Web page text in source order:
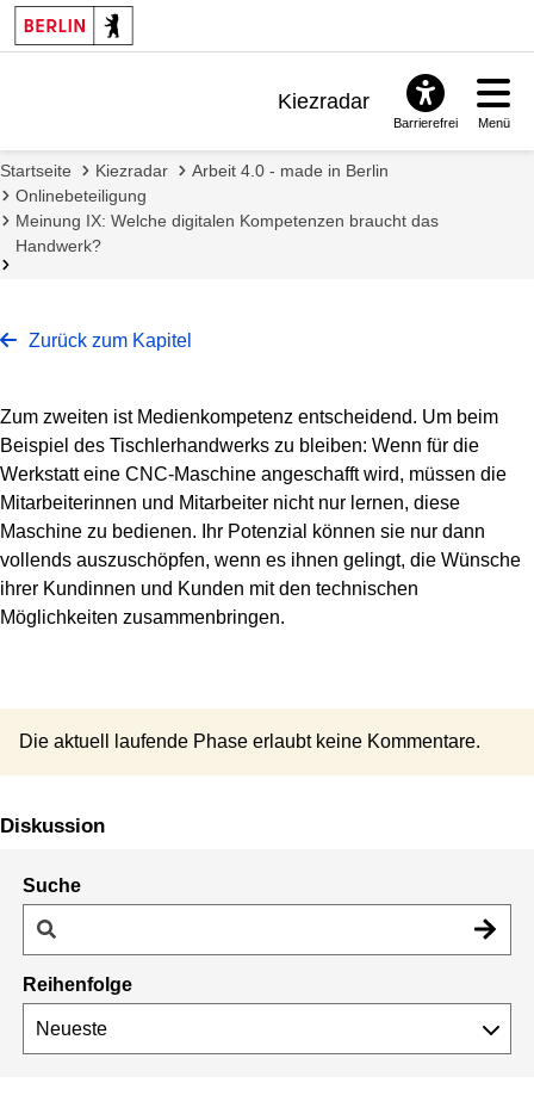
Kiezradar
FAQ & Support
Barrierefrei Menü
Startseite Kiezradar
Arbeit 4.0 - made in Berlin
Onlinebeteiligung
Meinung IX: Welche digitalen Kompetenzen braucht das
Handwerk?
Zurück zum Kapitel
Zum zweiten ist Medienkompetenz entscheidend. Um beim
Beispiel des Tischlerhandwerks zu bleiben: Wenn für die
Werkstatt eine CNC-Maschine angeschafft wird, müssen die
Mitarbeiterinnen und Mitarbeiter nicht nur lernen, diese
Maschine zu bedienen. Ihr Potenzial können sie nur dann
vollends auszuschöpfen, wenn es ihnen gelingt, die Wünsche
ihrer Kundinnen und Kunden mit den technischen
Möglichkeiten zusammenbringen.
Die aktuell laufende Phase erlaubt keine Kommentare.
Diskussion
Suche
Reihenfolge